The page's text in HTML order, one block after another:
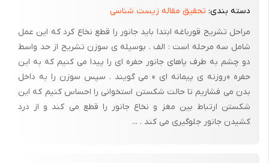
مناسب آن به دلخواه شما انجام می شود. به اندازه ای به عقب خم
شوید که ناراحتی شما را کاهش می دهد. چنانچه پاهای شما به اندازه
ای بلند نیست که به راحتی روی زمین قرار گیرند، از یک زیرپایی
استفاده کنید.
وضعیت 2: در حالی که به دیوار تکیه داده اید روی زمین بنشینید و
دسته بندی: تحقیق مقاله زیست شناسی
مراحل تشریح قورباغه ابتدا باید جانور را قطع نخاع کرد که این عمل
شامل سه مرحله است : الف . بوسیله ی سوزن تشریح از حد واسط
دو چشم به طرف پاهای جانور حفره ای را پیدا می کنیم که به این
حفره «روزنه ی پیمانه ای » می گویند . سپس سوزن را به داخل
بدن می فشاریم تا حالت شکستن استخوانی را احساس کنیم که این
شکستن ارتباط بین مغز و نخاع جانور را قطع می کند و از درد
کشیدن جانور جلوگیری می کند . ...